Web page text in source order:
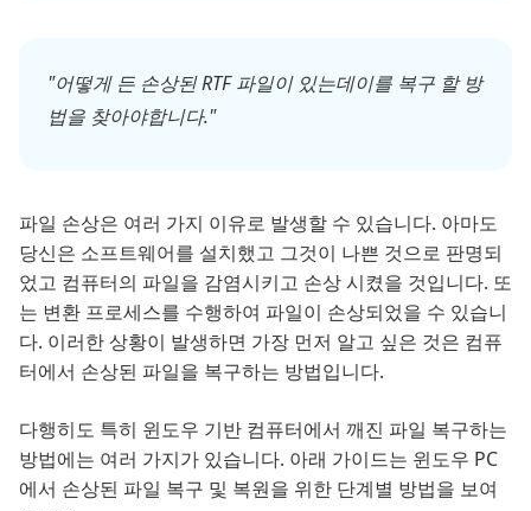
"어떻게 든 손상된 RTF 파일이 있는데이를 복구 할 방
법을 찾아야합니다."
파일 손상은 여러 가지 이유로 발생할 수 있습니다. 아마도
당신은 소프트웨어를 설치했고 그것이 나쁜 것으로 판명되
었고 컴퓨터의 파일을 감염시키고 손상 시켰을 것입니다. 또
는 변환 프로세스를 수행하여 파일이 손상되었을 수 있습니
다. 이러한 상황이 발생하면 가장 먼저 알고 싶은 것은 컴퓨
터에서 손상된 파일을 복구하는 방법입니다.
다행히도 특히 윈도우 기반 컴퓨터에서 깨진 파일 복구하는
방법에는 여러 가지가 있습니다. 아래 가이드는 윈도우 PC
에서 손상된 파일 복구 및 복원을 위한 단계별 방법을 보여